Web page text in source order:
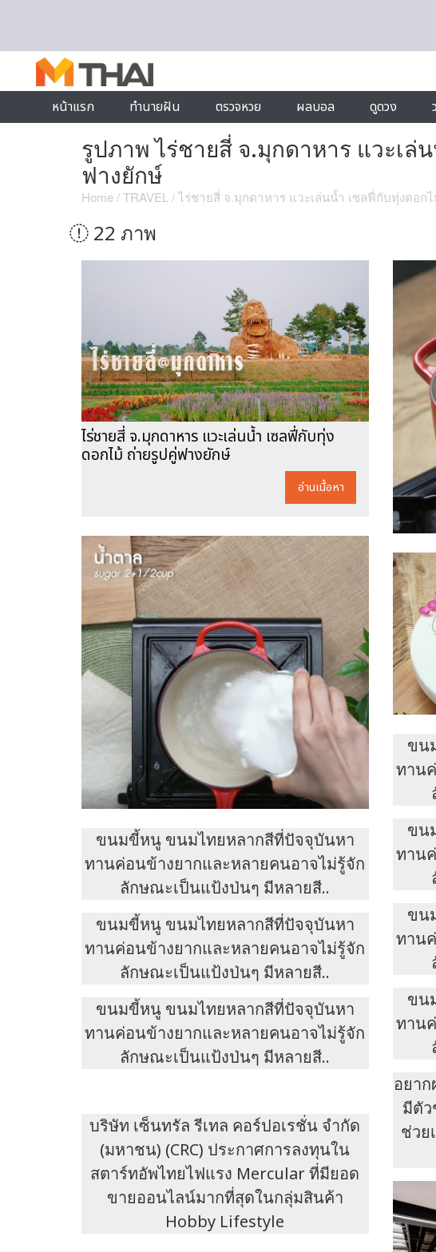
หน้าแรก
ทำนายฝัน ตรวจหวย ผลบอล ดูดวง
รูปภาพ ไร่ชายสี่ จ.มุกดาหาร แวะเล่
ฟางยักษ์
Home/TRAVEL /ไร่ชายสี่ จ.มุกดาหาร แวะเล่นน้ำ เซลฟี่กับทุ่งดอก
22 ภาพ
ไร่ชายสี่ จ.มุกดาหาร แวะเล่นน้ำ เซลฟี่กับทุ่ง
ดอกไม้ ถ่ายรูปคู่ฟางยักษ์
อ่านเนื้อหา
ขน
ทาน
ขน
ทาน
ขนมขี้หนู ขนมไทยหลากสีที่ปัจจุบันหา
ทานค่อนข้างยากและหลายคนอาจไม่รู้จัก
ลักษณะเป็นแป้งป่นๆ มีหลายสี..
ขน
ทาน
ขนมขี้หนู ขนมไทยหลากสีที่ปัจจุบันหา
ทานค่อนข้างยากและหลายคนอาจไม่รู้จัก
ลักษณะเป็นแป้งป่นๆ มีหลายสี..
ขน
ทาน
ขนมขี้หนู ขนมไทยหลากสีที่ปัจจุบันหา
ทานค่อนข้างยากและหลายคนอาจไม่รู้จัก
ลักษณะเป็นแป้งป่นๆ มีหลายสี..
อยา
มีตัว
ช่วย
บริษัท เซ็นทรัล รีเทล คอร์ปอเรชั่น จำกัด
(มหาชน) (CRC) ประกาศการลงทุนใน
สตาร์ทอัพไทยไฟแรง Mercular ที่มียอด
ขายออนไลน์มากที่สุดในกลุ่มสินค้า
Hobby Lifestyle